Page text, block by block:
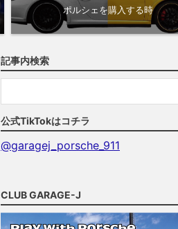
ポルシェを購入する時
記事内検索
公式TikTokはコチラ
@garagej_porsche_911
CLUB GARAGE-J